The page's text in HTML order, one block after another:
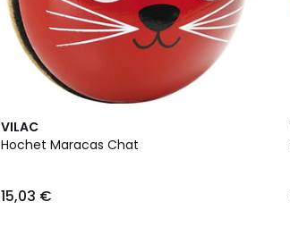
VILAC
Hochet Maracas Chat
15,03 €